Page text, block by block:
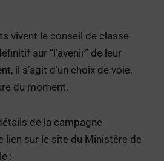
vivent le conseil de classe
sur “l’avenir” de leur
il s’agit d’un choix de voie.
du moment.
de la campagne
lien sur le site du Ministère de
: